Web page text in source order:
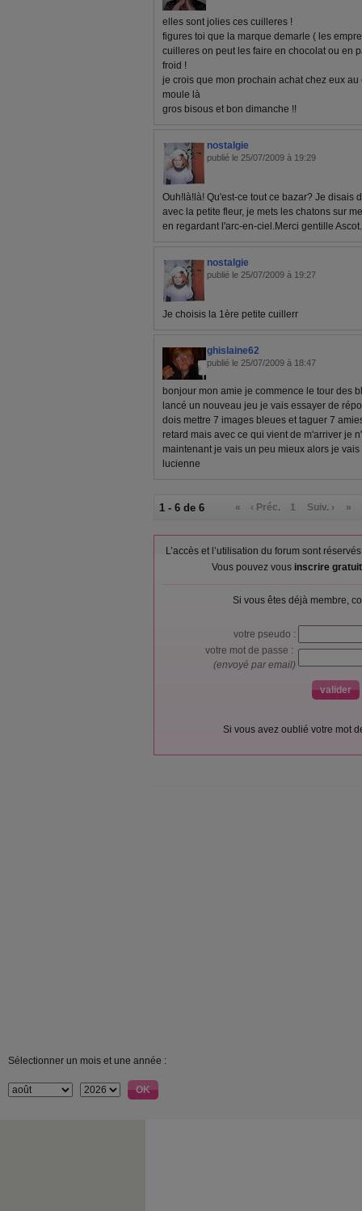
elles sont jolies ces cuilleres !
figures toi que la marque demarle ( les
cuilleres on peut les faire en chocolat ou en
froid !
je crois que mon prochain achat chez eux
moule là
gros bisous et bon dimanche !!
nostalgie
publié le 25/07/2009 à 19:29
Ouh!là!là! Qu'est-ce tout ce bazar? Je disais
avec la petite fleur, je mets les chatons sur
en regardant l'arc-en-ciel.Merci gentille
nostalgie
publié le 25/07/2009 à 19:27
Je choisis la 1ère petite cuillerr
ghislaine62
publié le 25/07/2009 à 18:47
bonjour mon amie je commence le tour des
lancé un nouveau jeu je vais essayer de
dois mettre 7 images bleues et taguer 7
retard mais avec ce qui vient de m'arriver je
maintenant je vais un peu mieux alors je
lucienne
1 - 6 de 6 « ‹ Préc. 1 Suiv. › »
L’accès et l’utilisation du forum sont
Vous pouvez vous inscrire
Si vous êtes déjà membre,
votre pseudo :
votre mot de passe :
(envoyé par email)
Si vous avez oublié votre mot
Sélectionner un mois et une année :